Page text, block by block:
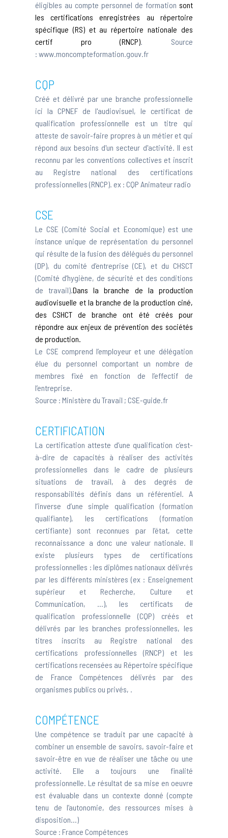
éligibles au compte personnel de formation sont
les certifications enregistrées au répertoire
spécifique (RS) et au répertoire nationale des
certif pro (RNCP). Source
:www.moncompteformation.gouv.fr
CQP
Créé et délivré par une branche professionnelle
ici la CPNEF de l'audiovisuel, le certificat de
qualification professionnelle est un titre qui
atteste de savoir-faire propres à un métier et qui
répond aux besoins d'un secteur d'activité. Il est
reconnu par les conventions collectives et inscrit
au Registre national des certifications
professionnelles (RNCP). ex :CQP Animateur radio
CSE
Le CSE (Comité Social et Economique) est une
instance unique de représentation du personnel
qui résulte de la fusion des délégués du personnel
(DP), du comité d’entreprise (CE), et du CHSCT
(Comité d’hygiène, de sécurité et des conditions
de travail).Dans la branche de la production
audiovisuelle et la branche de la production ciné,
des CSHCT de branche ont été créés pour
répondre aux enjeux de prévention des sociétés
de production.
Le CSE comprend l’employeur et une délégation
élue du personnel comportant un nombre de
membres fixé en fonction de l’effectif de
l’entreprise.
Source :Ministère du Travail ;CSE-guide.fr
CERTIFICATION
La certification atteste d’une qualification c’est-
à-dire de capacités à réaliser des activités
professionnelles dans le cadre de plusieurs
situations de travail, à des degrés de
responsabilités définis dans un référentiel. A
l’inverse d’une simple qualification (formation
qualifiante), les certifications (formation
certifiante) sont reconnues par l’état, cette
reconnaissance a donc une valeur nationale. Il
existe plusieurs types de certifications
professionnelles : les diplômes nationaux délivrés
par les différents ministères (ex : Enseignement
supérieur et Recherche, Culture et
Communication, ...), les certificats de
qualification professionnelle (CQP) créés et
délivrés par les branches professionnelles, les
titres inscrits au Registre national des
certifications professionnelles (RNCP) et les
certifications recensées au Répertoire spécifique
de France Compétences délivrés par des
organismes publics ou privés, .
COMPÉTENCE
Une compétence se traduit par une capacité à
combiner un ensemble de savoirs, savoir-faire et
savoir-être en vue de réaliser une tâche ou une
activité. Elle a toujours une finalité
professionnelle. Le résultat de sa mise en oeuvre
est évaluable dans un contexte donné (compte
tenu de l’autonomie, des ressources mises à
disposition...)
Source :France Compétences